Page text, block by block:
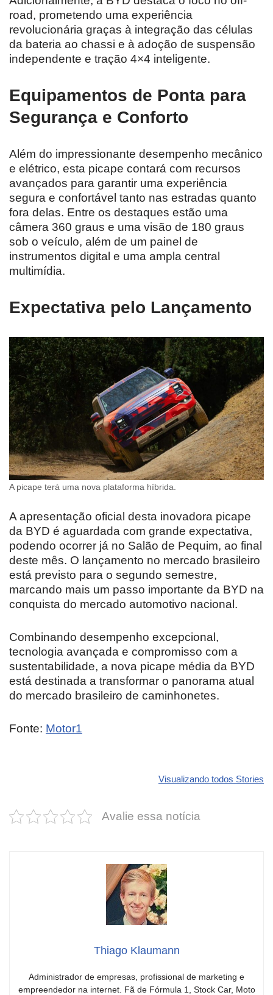
road, prometendo uma experiência
revolucionária graças à integração das células
da bateria ao chassi e à adoção de suspensão
independente e tração 4×4 inteligente.
Equipamentos de Ponta para
Segurança e Conforto
Além do impressionante desempenho mecânico
e elétrico, esta picape contará com recursos
avançados para garantir uma experiência
segura e confortável tanto nas estradas quanto
fora delas. Entre os destaques estão uma
câmera 360 graus e uma visão de 180 graus
sob o veículo, além de um painel de
instrumentos digital e uma ampla central
multimídia.
Expectativa pelo Lançamento
A picape terá uma nova plataforma híbrida.
A apresentação oficial desta inovadora picape
da BYD é aguardada com grande expectativa,
podendo ocorrer já no Salão de Pequim, ao final
deste mês. O lançamento no mercado brasileiro
está previsto para o segundo semestre,
marcando mais um passo importante da BYD na
conquista do mercado automotivo nacional.
Combinando desempenho excepcional,
tecnologia avançada e compromisso com a
sustentabilidade, a nova picape média da BYD
está destinada a transformar o panorama atual
do mercado brasileiro de caminhonetes.
Fonte: Motor1
Visualizando todos Stories
2025!
Dodge pode ter
de emoção
que
Avalie essa notícia
Thiago Klaumann
Administrador de empresas, profissional de marketing e
empreendedor na internet. Fã de Fórmula 1, Stock Car, Moto